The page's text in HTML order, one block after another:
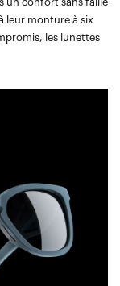
un confort sans faille
leur monture à six
les lunettes